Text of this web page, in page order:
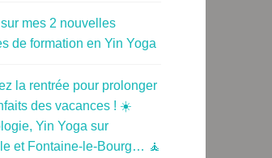
mes 2 nouvelles
de formation en Yin Yoga
la rentrée pour prolonger
des vacances ! ☀️
Yin Yoga sur
et Fontaine-le-Bourg… 🧘